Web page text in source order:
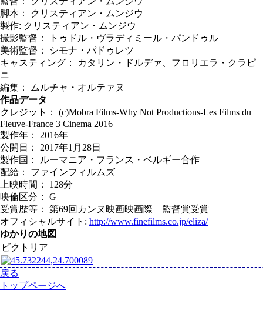
脚本： クリスティアン・ムンジウ
製作: クリスティアン・ムンジウ
撮影監督： トゥドル・ヴラディミール・パンドゥル
美術監督： シモナ・パドゥレツ
キャスティング： カタリン・ドルデァ、フロリエラ・クラピ
ニ
編集： ムルチャ・オルテァヌ
作品データ
クレジット： (c)Mobra Films-Why Not Productions-Les Films du
Fleuve-France 3 Cinema 2016
製作年： 2016年
公開日： 2017年1月28日
製作国： ルーマニア・フランス・ベルギー合作
配給： ファインフィルムズ
上映時間： 128分
映倫区分： G
受賞歴等： 第69回カンヌ映画映画際 監督賞受賞
オフィシャルサイト: http://www.finefilms.co.jp/eliza/
ゆかりの地図
ビクトリア
戻る
トップページへ